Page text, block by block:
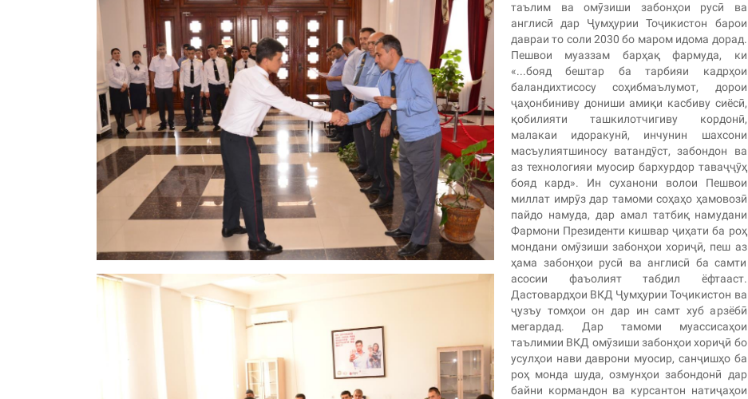
таълим ва омӯзиши забонҳои русӣ ва
англисӣ дар Ҷумҳурии Тоҷикистон барои
давраи то соли 2030 бо маром идома дорад.
Пешвои муаззам барҳақ фармуда, ки
«...бояд бештар ба тарбияи кадрҳои
баландихтисосу соҳибмаълумот, дорои
ҷаҳонбиниву дониши амиқи касбиву сиёсӣ,
қобилияти ташкилотчигиву кордонӣ,
малакаи идоракунӣ, инчунин шахсони
масъулиятшиносу ватандӯст, забондон ва
аз технологияи муосир бархурдор таваҷҷӯҳ
бояд кард». Ин суханони волои Пешвои
миллат имрӯз дар тамоми соҳаҳо ҳамовозӣ
пайдо намуда, дар амал татбиқ намудани
Фармони Президенти кишвар ҷиҳати ба роҳ
мондани омӯзиши забонҳои хориҷӣ, пеш аз
ҳама забонҳои русӣ ва англисӣ ба самти
асосии фаъолият табдил ёфтааст.
Дастовардҳои ВКД Ҷумҳурии Тоҷикистон ва
ҷузъу томҳои он дар ин самт хуб арзёбӣ
мегардад. Дар тамоми муассисаҳои
таълимии ВКД омӯзиши забонҳои хориҷӣ бо
усулҳои нави даврони муосир, санҷишҳо ба
роҳ монда шуда, озмунҳои забондонӣ дар
байни кормандон ва курсантон натиҷаҳои